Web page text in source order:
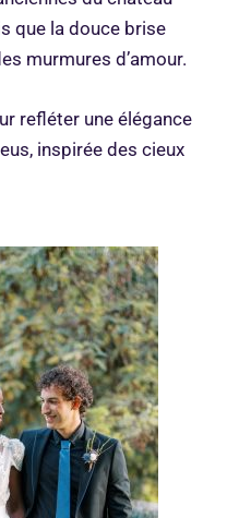
que la douce brise
murmures d’amour.
refléter une élégance
inspirée des cieux